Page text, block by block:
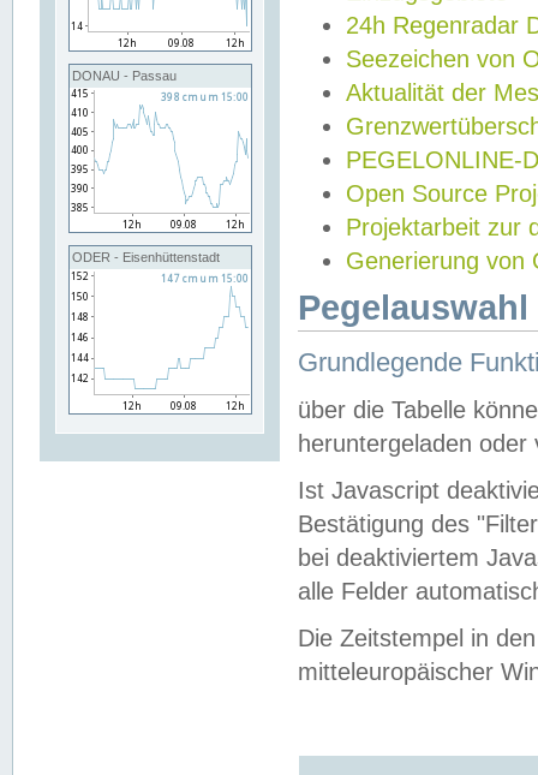
DONAU - Passau
ODER - Eisenhüttenstadt
24h Regenradar
Seezeichen von
Aktualität der
PEGELONLINE-
Open Source
Projektarbeit zur
Generierung von
Grundlegende
über die Tabelle
heruntergeladen oder
Ist Javascript
Bestätigung des
bei deaktiviertem
alle Felder
Die Zeitstempel in
mitteleuropäischer